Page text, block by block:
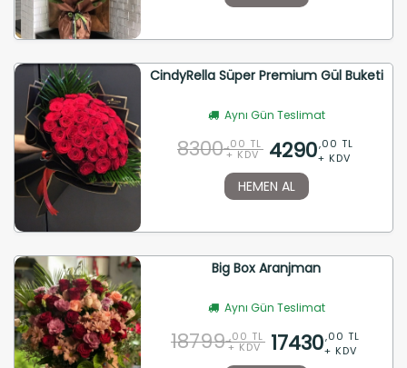
CindyRella Süper Premium Gül Buketi
Aynı Gün Teslimat
8300 ,00 TL
+ KDV 4290,00 TL
+ KDV
HEMEN AL
Big Box Aranjman
Aynı Gün Teslimat
18799 ,00 TL
+ KDV 17430,00 TL
+ KDV